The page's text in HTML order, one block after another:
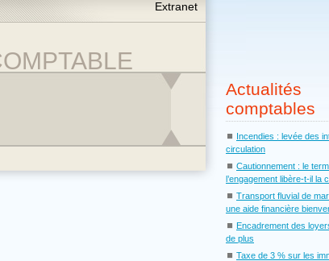
Extranet
Actualités
comptables
⏹ Incendies : levée des
circulation
⏹ Cautionnement : le
l’engagement libère-t-il la
⏹ Transport fluvial de
une aide financière
⏹ Encadrement des
de plus
⏹ Taxe de 3 % sur les